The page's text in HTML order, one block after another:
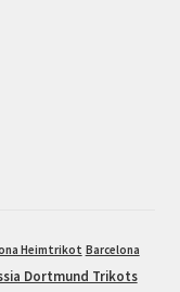
Heimtrikot Barcelona
Dortmund Trikots